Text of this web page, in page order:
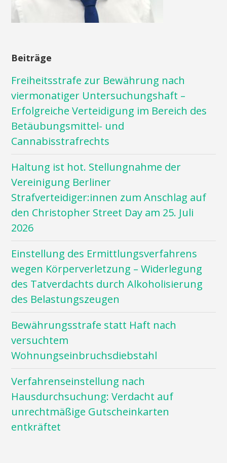
Beiträge
Freiheitsstrafe zur Bewährung nach
viermonatiger Untersuchungshaft –
Erfolgreiche Verteidigung im Bereich des
Betäubungsmittel- und
Cannabisstrafrechts
Haltung ist hot. Stellungnahme der
Vereinigung Berliner
Strafverteidiger:innen zum Anschlag auf
den Christopher Street Day am 25. Juli
2026
Einstellung des Ermittlungsverfahrens
wegen Körperverletzung – Widerlegung
des Tatverdachts durch Alkoholisierung
des Belastungszeugen
Bewährungsstrafe statt Haft nach
versuchtem
Wohnungseinbruchsdiebstahl
Verfahrenseinstellung nach
Hausdurchsuchung: Verdacht auf
unrechtmäßige Gutscheinkarten
entkräftet